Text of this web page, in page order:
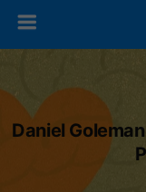
Daniel